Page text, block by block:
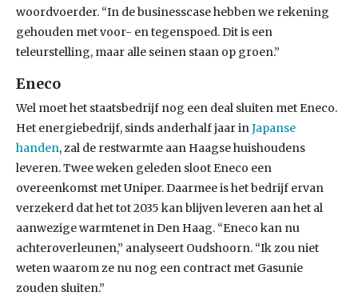
woordvoerder. “In de businesscase hebben we rekening
gehouden met voor- en tegenspoed. Dit is een
teleurstelling, maar alle seinen staan op groen.”
Eneco
Wel moet het staatsbedrijf nog een deal sluiten met Eneco.
Het energiebedrijf, sinds anderhalf jaar inJapanse
handen, zal de restwarmte aan Haagse huishoudens
leveren. Twee weken geleden sloot Eneco een
overeenkomst met Uniper. Daarmee is het bedrijf ervan
verzekerd dat het tot 2035 kan blijven leveren aan het al
aanwezige warmtenet in Den Haag. “Eneco kan nu
achteroverleunen,” analyseert Oudshoorn. “Ik zou niet
weten waarom ze nu nog een contract met Gasunie
zouden sluiten.”